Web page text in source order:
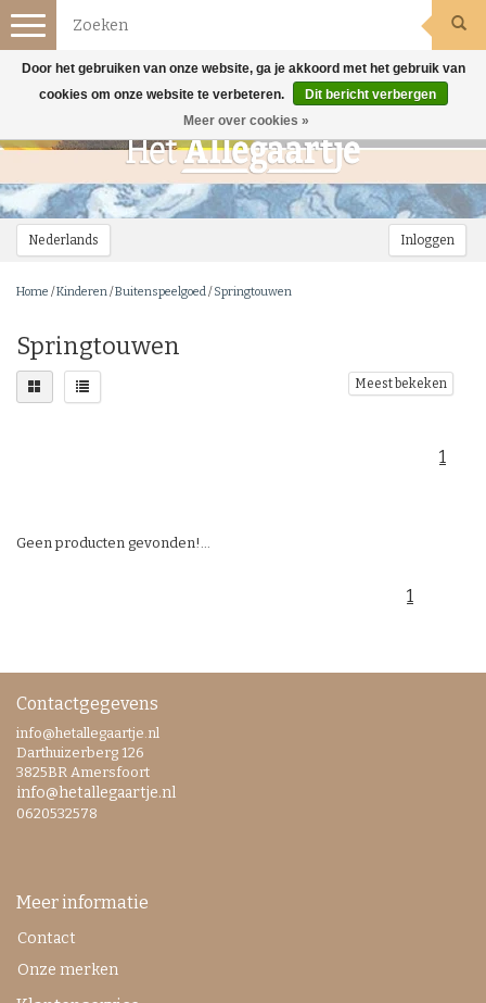
Nederlands Inloggen
Toggle
navigation
Home /Kinderen/Buitenspeelgoed/Springtouwen
Springtouwen
Meest bekeken
1
Geen producten gevonden!...
1
Contactgegevens
info@hetallegaartje.nl
Darthuizerberg 126
3825BR Amersfoort
info@hetallegaartje.nl
0620532578
Meer informatie
Contact
Onze merken
Door het gebruiken van onze website, ga je akkoord met het gebruik van
cookies om onze website te verbeteren.
Dit bericht verbergen
Meer over cookies »